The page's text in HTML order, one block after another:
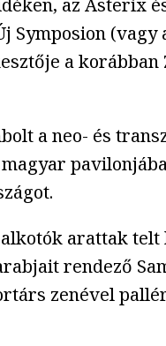
az Asterix
(vagy
a
a neo- és
arattak
rendező
zenével